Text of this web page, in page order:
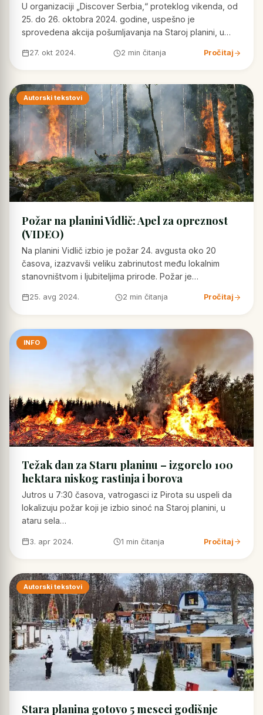
U organizaciji „Discover Serbia,“ proteklog vikenda, od
25. do 26. oktobra 2024. godine, uspešno je
sprovedena akcija pošumljavanja na Staroj planini, u…
27. okt 2024. 2 min čitanja Pročitaj
Autorski tekstovi
Požar na planini Vidlič: Apel za opreznost
(VIDEO)
Na planini Vidlič izbio je požar 24. avgusta oko 20
časova, izazvavši veliku zabrinutost među lokalnim
stanovništvom i ljubiteljima prirode. Požar je…
25. avg 2024. 2 min čitanja Pročitaj
INFO
Težak dan za Staru planinu – izgorelo 100
hektara niskog rastinja i borova
Jutros u 7:30 časova, vatrogasci iz Pirota su uspeli da
lokalizuju požar koji je izbio sinoć na Staroj planini, u
ataru sela…
3. apr 2024. 1 min čitanja Pročitaj
Autorski tekstovi
Stara planina gotovo 5 meseci godišnje